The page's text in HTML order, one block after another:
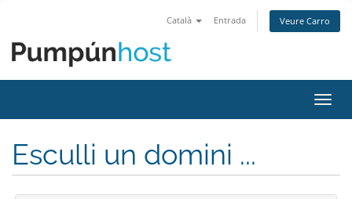
Català Entrada Veure Carro
la
Esculli un domini ...